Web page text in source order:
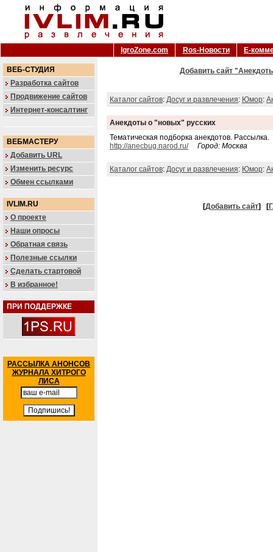
IgroZone.com Ros-Новости Е-
ВЕБ-СТУДИЯ
Разработка сайтов
Продвижение сайтов
Интернет-консалтинг
ВЕБМАСТЕРУ
Добавить URL
Изменить ресурс
Обмен ссылками
IVLIM.RU
О проекте
Наши опросы
Обратная связь
Полезные ссылки
Сделать стартовой
В избранное!
ПРИ ПОДДЕРЖКЕ
РАССЫЛКА АНОНСОВ
ЖУРНАЛА ХИТРОГО
ЛИСА
Добавить сайт
Каталог сайтов: Досуг и развлечения: Юмор:
Анекдоты о "новых" русских
Тематическая подборка анекдотов. Рассылка.
http://anecbug.narod.ru/
Город: Москва
Каталог сайтов: Досуг и развлечения: Юмор:
[Добавить сайт] [